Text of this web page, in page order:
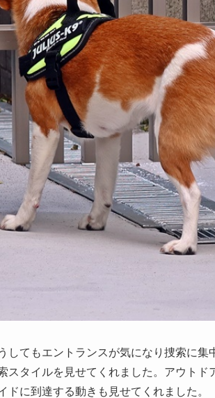
してもエントランスが気になり捜索に集
スタイルを見せてくれました。アウトド
に到達する動きも見せてくれました。